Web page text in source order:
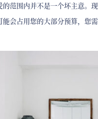
范围内并不是一个坏主意。
会占用您的大部分预算，您